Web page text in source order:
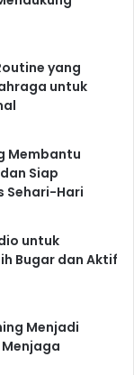
yang
untuk
Membantu
Siap
Sehari-Hari
untuk
Bugar dan Aktif
Menjadi